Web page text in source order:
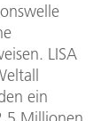
LISA
ein